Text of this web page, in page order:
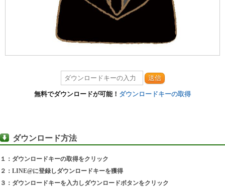
送信
無料でダウンロードが可能！ ダウンロードキーの取得
ダウンロード方法
１：ダウンロードキーの取得をクリック
２：LINE@に登録しダウンロードキーを獲得
３：ダウンロードキーを入力しダウンロードボタンをクリック